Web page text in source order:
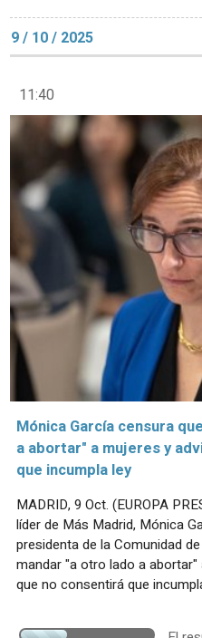
9 / 10 / 2025
11:40
Mónica García censura
a abortar" a mujeres y
que incumpla ley
MADRID, 9 Oct. (EUROPA
líder de Más Madrid, Mónica
presidenta de la Comunidad
mandar "a otro lado a
que no consentirá que